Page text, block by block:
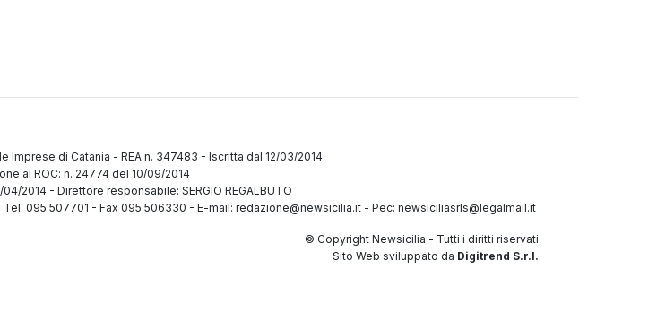
Imprese di Catania - REA n. 347483 - Iscritta dal 12/03/2014
al ROC: n. 24774 del 10/09/2014
04/2014 - Direttore responsabile: SERGIO REGALBUTO
Tel. 095 507701 - Fax 095 506330 - E-mail: redazione@newsicilia.it - Pec: newsiciliasrls@legalmail.it
© Copyright Newsicilia - Tutti i diritti riservati
Sito Web sviluppato da Digitrend S.r.l.